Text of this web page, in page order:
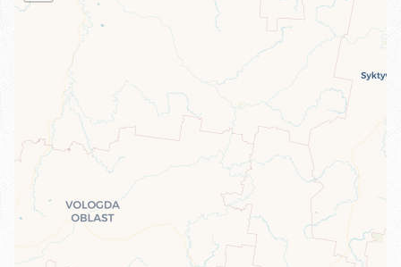
Travelers' Map is loading...
If you see this after your page is
loaded completely, leafletJS files are
missing.